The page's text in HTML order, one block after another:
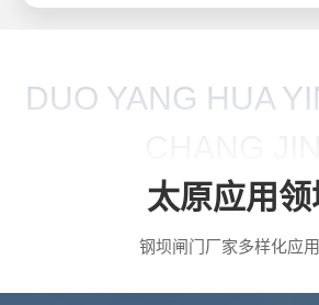
DUO YANG HUA
太原应用领
钢坝闸门厂家多样化应